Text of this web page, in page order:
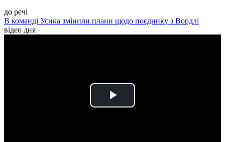
до речі
В команді Усика змінили плани щодо поєдинку з Вордлі
відео дня
Play